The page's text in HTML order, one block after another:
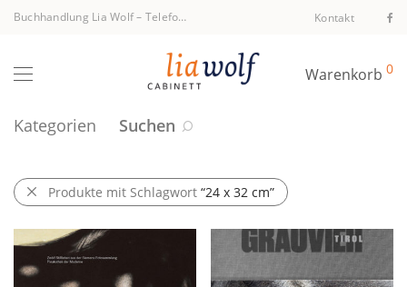
Buchhandlung Lia Wolf– Telefon +43 1 512 40 94 Kontakt
Warenkorb 0
Kategorien Suchen
Produkte mit Schlagwort “24 x 32 cm”